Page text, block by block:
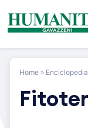
content
Home » Enciclopedia